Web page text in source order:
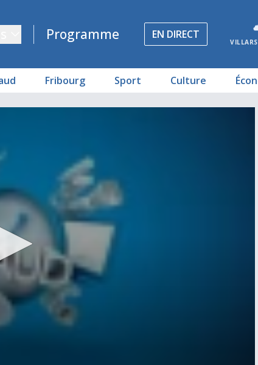
Programme EN DIRECT
Fribourg Sport Culture